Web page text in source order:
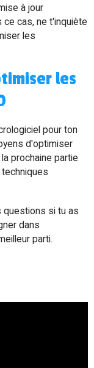
à jour
ce cas, ne t'inquiète
les
les
pour ton
d'optimiser
prochaine partie
questions si tu as
dans
parti.